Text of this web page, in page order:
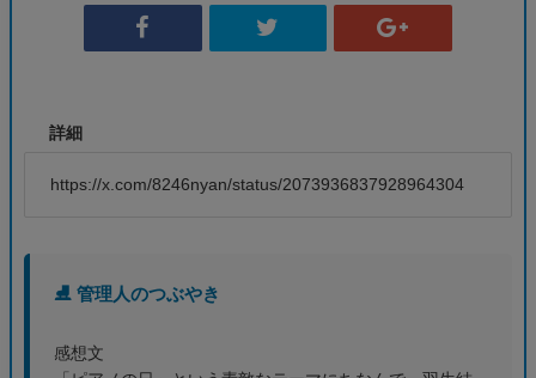
詳細
https://x.com/8246nyan/status/2073936837928964304
⛸️ 管理人のつぶやき
感想文